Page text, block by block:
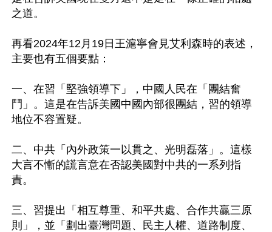
之道。
再看2024年12月19日王滬寧會見艾利森時的表述，
主要也有五個要點：
一、在習「堅強領導下」，中國人民在「團結奮
鬥」。這是在告訴美國中國內部很團結，習的領導
地位不容置疑。
二、中共「內外政策一以貫之、光明磊落」。這樣
大言不慚的謊言意在否認美國對中共的一系列指
責。
三、習提出「相互尊重、和平共處、合作共贏三原
則」，並「劃出臺灣問題、民主人權、道路制度、